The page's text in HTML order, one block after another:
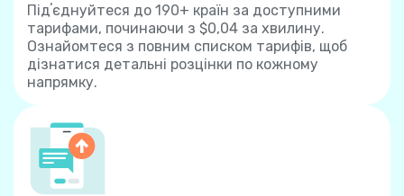
Підʼєднуйтеся до 190+ країн за доступними
тарифами, починаючи з $0,04 за хвилину.
Ознайомтеся з повним списком тарифів, щоб
дізнатися детальні розцінки по кожному
напрямку.